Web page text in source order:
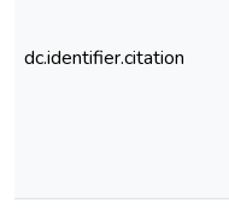
dc.identifier.citation